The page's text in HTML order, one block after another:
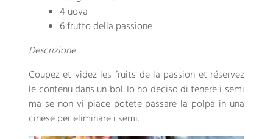
4 uova
6 frutto della passione
Descrizione
Coupez et videz les fruits de la passion et réservez
le contenu dans un bol. Io ho deciso di tenere i semi
ma se non vi piace potete passare la polpa in una
cinese per eliminare i semi.